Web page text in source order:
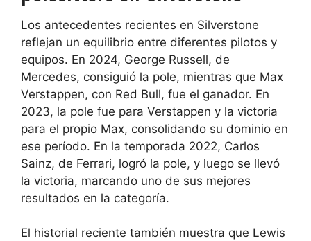
Los antecedentes recientes en Silverstone
reflejan un equilibrio entre diferentes pilotos y
equipos. En 2024, George Russell, de
Mercedes, consiguió la pole, mientras que Max
Verstappen, con Red Bull, fue el ganador. En
2023, la pole fue para Verstappen y la victoria
para el propio Max, consolidando su dominio en
ese período. En la temporada 2022, Carlos
Sainz, de Ferrari, logró la pole, y luego se llevó
la victoria, marcando uno de sus mejores
resultados en la categoría.
El historial reciente también muestra que Lewis